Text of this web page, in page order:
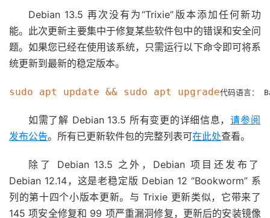
Debian 13.5 再次没有为“Trixie”版本添加任何新功
能。此次更新主要集中于修复某些软件包中的错误和安全问
题。如果您已经在使用该系统，只需运行以下命令即可将系
统更新到最新的稳定版本。
sudo apt update && sudo apt upgrade代码语言：
如需了解 Debian 13.5 所有变更的详细信息，请参阅
发布公告。所有已更新软件包的完整列表可在此处查看。
除了 Debian 13.5 之外，Debian 项目还发布了
Debian 12.14，这是老稳定版 Debian 12 “Bookworm” 系
列的第十四个小版本更新。与 Trixie 更新类似，它带来了
145 项安全修复和 99 项严重漏洞修复，更新后的安装镜像